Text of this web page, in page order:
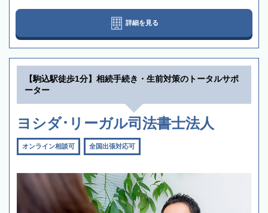
詳細を見る
【駒込駅徒歩1分】相続手続き・生前対策のトータルサポ
ーター
ヨシダ･リーガル司法書士法人
オンライン相談可 全国出張対応可